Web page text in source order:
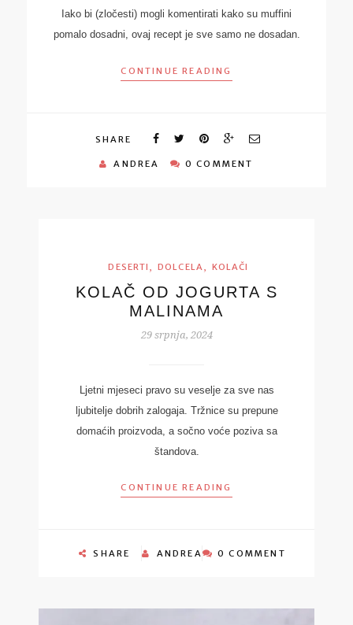
Iako bi (zločesti) mogli komentirati kako su muffini
pomalo dosadni, ovaj recept je sve samo ne dosadan.
CONTINUE READING
SHARE
ANDREA 0 COMMENT
DESERTI , DOLCELA , KOLAČI
KOLAČ OD JOGURTA S
MALINAMA
29 srpnja, 2024
Ljetni mjeseci pravo su veselje za sve nas
ljubitelje dobrih zalogaja. Tržnice su prepune
domaćih proizvoda, a sočno voće poziva sa
štandova.
CONTINUE READING
SHARE ANDREA 0 COMMENT